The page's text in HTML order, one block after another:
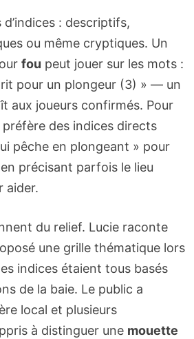
: descriptifs,
ou même cryptiques. Un
fou peut jouer sur les mots :
pour un plongeur (3) » — un
aux joueurs confirmés. Pour
des indices directs
pêche en plongeant » pour
précisant parfois le lieu
aider.
du relief. Lucie raconte
une grille thématique lors
indices étaient tous basés
de la baie. Le public a
local et plusieurs
à distinguer une mouette